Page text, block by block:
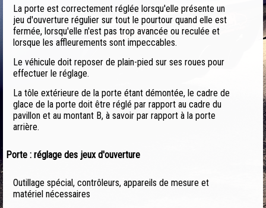
La porte est correctement réglée lorsqu'elle présente un
jeu d'ouverture régulier sur tout le pourtour quand elle est
fermée, lorsqu'elle n'est pas trop avancée ou reculée et
lorsque les affleurements sont impeccables.
Le véhicule doit reposer de plain-pied sur ses roues pour
effectuer le réglage.
La tôle extérieure de la porte étant démontée, le cadre de
glace de la porte doit être réglé par rapport au cadre du
pavillon et au montant B, à savoir par rapport à la porte
arrière.
Porte : réglage des jeux d'ouverture
Outillage spécial, contrôleurs, appareils de mesure et
matériel nécessaires